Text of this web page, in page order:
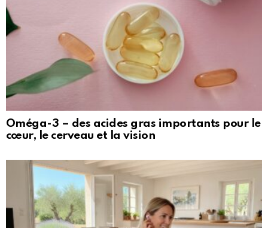
Oméga-3 – des acides gras importants pour le
cœur, le cerveau et la vision